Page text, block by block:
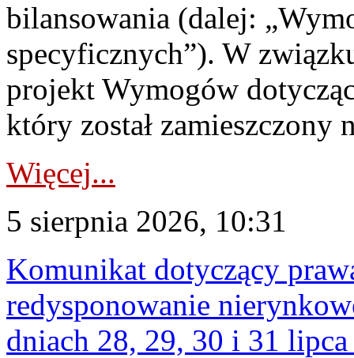
bilansowania (dalej:
specyficznych”). W
projekt Wymogów
który został zamieszczony
Więcej...
5 sierpnia 2026, 10:31
Komunikat dotyczący
redysponowanie
dniach 28, 29, 30 i 31